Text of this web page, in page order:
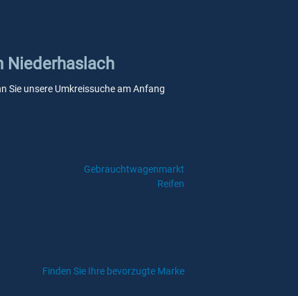
Niederhaslach
Sie unsere Umkreissuche am Anfang
Gebrauchtwagenmarkt
Reifen
Finden Sie Ihre bevorzugte Marke